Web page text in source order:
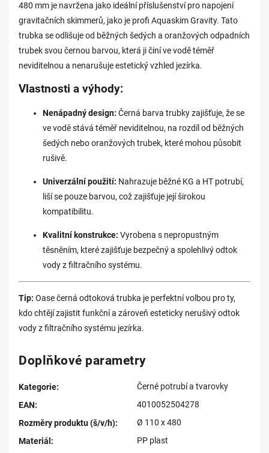
480 mm je navržena jako ideální příslušenství pro napojení
gravitačních skimmerů, jako je profi Aquaskim Gravity. Tato
trubka se odlišuje od běžných šedých a oranžových odpadních
trubek svou černou barvou, která ji činí ve vodě téměř
neviditelnou a nenarušuje estetický vzhled jezírka.
Vlastnosti a výhody:
Nenápadný design: Černá barva trubky zajišťuje, že se
ve vodě stává téměř neviditelnou, na rozdíl od běžných
šedých nebo oranžových trubek, které mohou působit
rušivě.
Univerzální použití: Nahrazuje běžné KG a HT potrubí,
liší se pouze barvou, což zajišťuje její širokou
kompatibilitu.
Kvalitní konstrukce: Vyrobena s nepropustným
těsněním, které zajišťuje bezpečný a spolehlivý odtok
vody z filtračního systému.
Tip: Oase černá odtoková trubka je perfektní volbou pro ty,
kdo chtějí zajistit funkční a zároveň esteticky nerušivý odtok
vody z filtračního systému jezírka.
Doplňkové parametry
Kategorie:
Černé potrubí a tvarovky
EAN:
4010052504278
Rozměry produktu (š/v/h):
Ø 110 x 480
Materiál :
PP plast